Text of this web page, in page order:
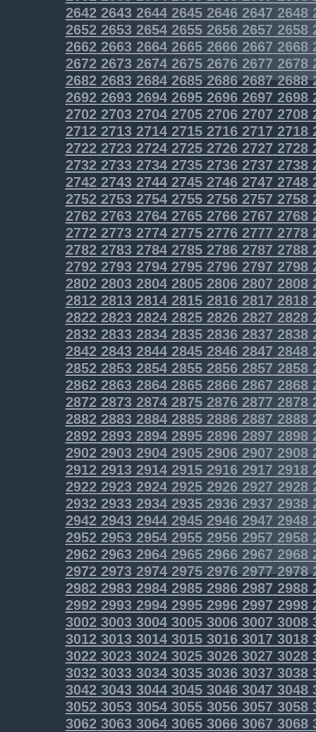
264226432644264526462647 2648
265226532654265526562657 2658
266226632664266526662667 2668
267226732674267526762677 2678
2682268326842685268626872688
2692269326942695269626972698
2702270327042705270627072708
2712271327142715271627172718
2722272327242725272627272728
2732273327342735273627372738
2742274327442745274627472748
2752275327542755275627572758
2762276327642765276627672768
2772277327742775277627772778
2782278327842785278627872788
2792279327942795279627972798
2802280328042805280628072808
2812281328142815281628172818
282228232824282528262827 2828
283228332834283528362837 2838
284228432844284528462847 2848
285228532854285528562857 2858
286228632864286528662867 2868
287228732874287528762877 2878
288228832884288528862887 2888
289228932894289528962897 2898
290229032904290529062907 2908
291229132914291529162917 2918
292229232924292529262927 2928
293229332934293529362937 2938
294229432944294529462947 2948
295229532954295529562957 2958
296229632964296529662967 2968
2972297329742975297629772978
2982298329842985298629872988
2992299329942995299629972998
3002300330043005300630073008
3012301330143015301630173018
3022302330243025302630273028
3032303330343035303630373038
3042304330443045304630473048
3052305330543055305630573058
3062306330643065306630673068